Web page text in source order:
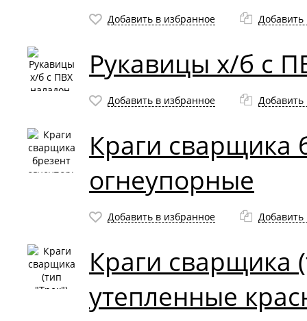
Добавить в избранное Добавить
Рукавицы х/б с
Добавить в избранное Добавить
Краги сварщика
огнеупорные
Добавить в избранное Добавить
Краги сварщика
утепленные